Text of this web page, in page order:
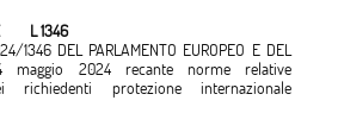
L 1346
1346 DEL PARLAMENTO EUROPEO E DEL
maggio 2024 recante norme relative
richiedenti protezione internazionale